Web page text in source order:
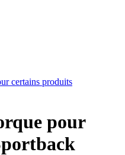
certains produits
pour